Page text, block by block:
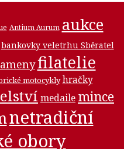
Antium Aurum aukce
bankovky veletrhu Sběratel
filatelie
motocykly hračky
medaile mince
netradiční
obory